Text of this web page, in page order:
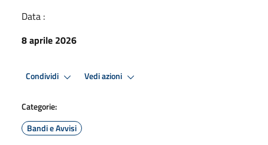
Data :
8 aprile 2026
Condividi Vedi azioni
Categorie:
Bandi e Avvisi